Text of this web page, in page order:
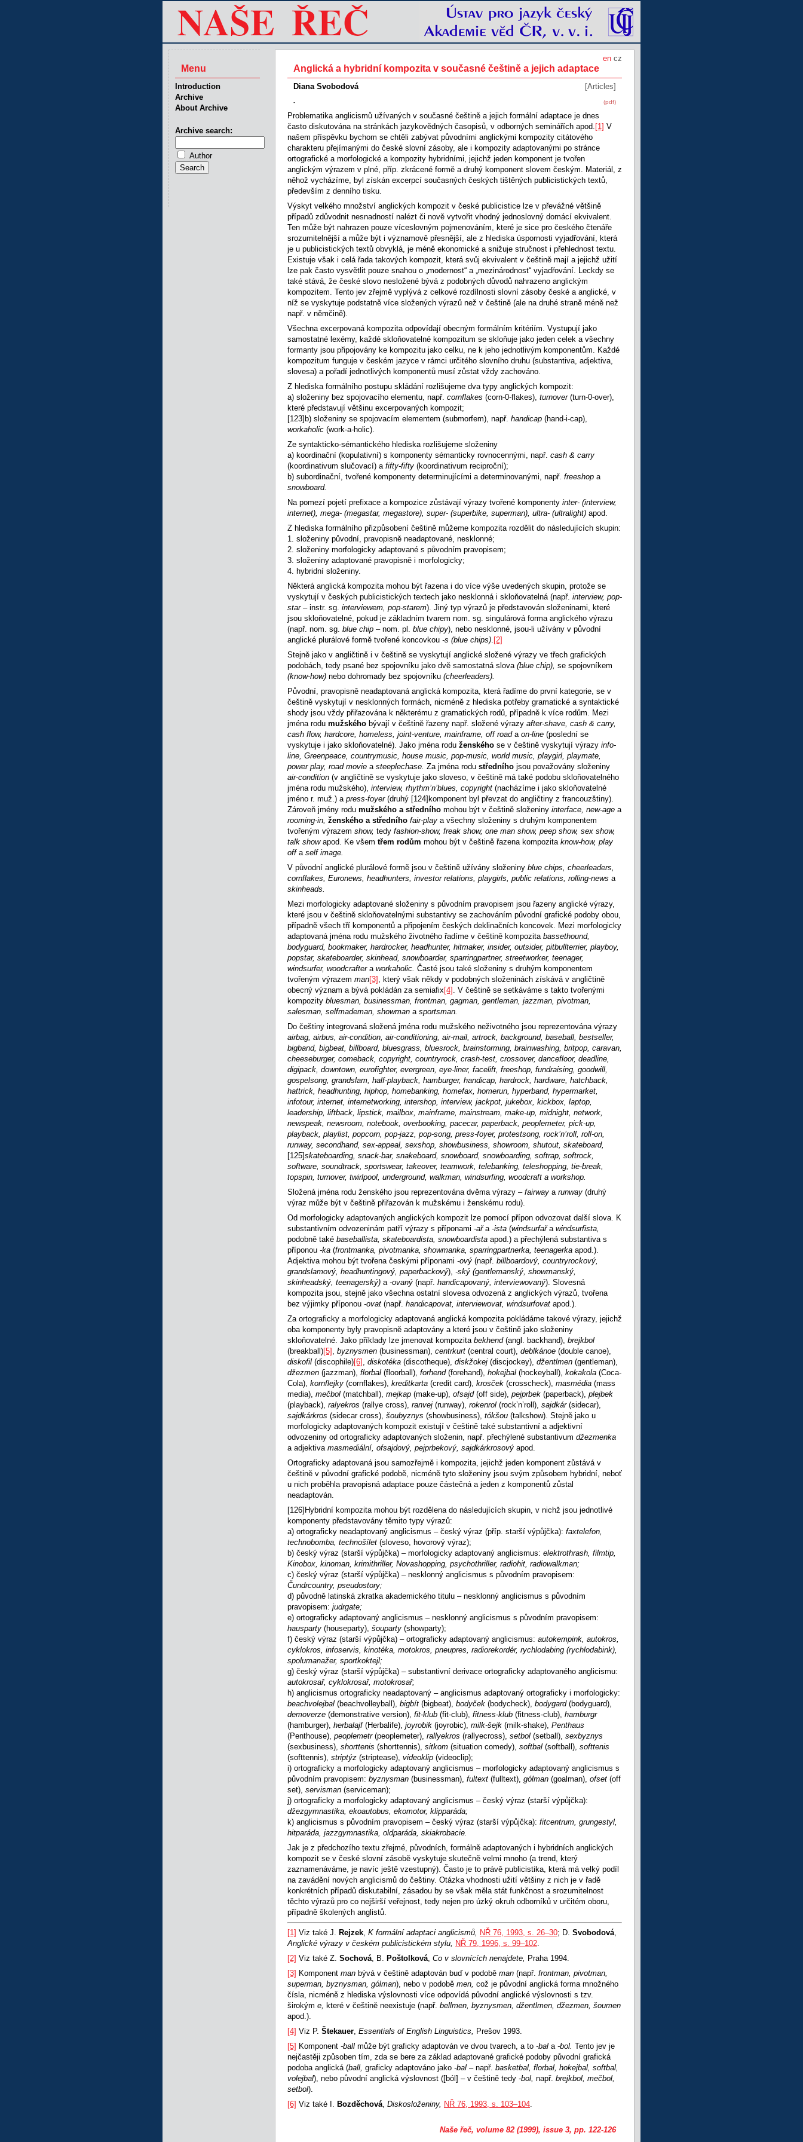
en cz
Anglická a hybridní kompozita v současné češtině a jejich adaptace
Diana Svobodová [Articles]
(pdf)
-
Problematika anglicismů užívaných v současné češtině a jejich formální adaptace je dnes
často diskutována na stránkách jazykovědných časopisů, v odborných seminářích apod. [1] V
našem příspěvku bychom se chtěli zabývat původními anglickými kompozity citátového
charakteru přejímanými do české slovní zásoby, ale i kompozity adaptovanými po stránce
ortografické a morfologické a kompozity hybridními, jejichž jeden komponent je tvořen
anglickým výrazem v plné, příp. zkrácené formě a druhý komponent slovem českým. Materiál, z
něhož vycházíme, byl získán excerpcí současných českých tištěných publicistických textů,
především z denního tisku.
Výskyt velkého množství anglických kompozit v české publicistice lze v převážné většině
případů zdůvodnit nesnadností nalézt či nově vytvořit vhodný jednoslovný domácí ekvivalent.
Ten může být nahrazen pouze víceslovným pojmenováním, které je sice pro českého čtenáře
srozumitelnější a může být i významově přesnější, ale z hlediska úspornosti vyjadřování, která
je u publicistických textů obvyklá, je méně ekonomické a snižuje stručnost i přehlednost textu.
Existuje však i celá řada takových kompozit, která svůj ekvivalent v češtině mají a jejichž užití
lze pak často vysvětlit pouze snahou o „modernost“ a „mezinárodnost“ vyjadřování. Leckdy se
také stává, že české slovo nesložené bývá z podobných důvodů nahrazeno anglickým
kompozitem. Tento jev zřejmě vyplývá z celkové rozdílnosti slovní zásoby české a anglické, v
níž se vyskytuje podstatně více složených výrazů než v češtině (ale na druhé straně méně než
např. v němčině).
Všechna excerpovaná kompozita odpovídají obecným formálním kritériím. Vystupují jako
samostatné lexémy, každé skloňovatelné kompozitum se skloňuje jako jeden celek a všechny
formanty jsou připojovány ke kompozitu jako celku, ne k jeho jednotlivým komponentům. Každé
kompozitum funguje v českém jazyce v rámci určitého slovního druhu (substantiva, adjektiva,
slovesa) a pořadí jednotlivých komponentů musí zůstat vždy zachováno.
Z hlediska formálního postupu skládání rozlišujeme dva typy anglických kompozit:
a) složeniny bez spojovacího elementu, např. cornflakes (corn-0-flakes), turnover (turn-0-over),
které představují většinu excerpovaných kompozit;
[123]b) složeniny se spojovacím elementem (submorfem), např. handicap (hand-i-cap),
workaholic (work-a-holic).
Ze syntakticko-sémantického hlediska rozlišujeme složeniny
a) koordinační (kopulativní) s komponenty sémanticky rovnocennými, např. cash & carry
(koordinativum slučovací) a fifty-fifty (koordinativum reciproční);
b) subordinační, tvořené komponenty determinujícími a determinovanými, např. freeshop a
snowboard.
Na pomezí pojetí prefixace a kompozice zůstávají výrazy tvořené komponenty inter- (interview,
internet), mega- (megastar, megastore), super- (superbike, superman), ultra- (ultralight) apod.
Z hlediska formálního přizpůsobení češtině můžeme kompozita rozdělit do následujících skupin:
1. složeniny původní, pravopisně neadaptované, nesklonné;
2. složeniny morfologicky adaptované s původním pravopisem;
3. složeniny adaptované pravopisně i morfologicky;
4. hybridní složeniny.
Některá anglická kompozita mohou být řazena i do více výše uvedených skupin, protože se
vyskytují v českých publicistických textech jako nesklonná i skloňovatelná (např. interview, pop-
star – instr. sg. interviewem, pop-starem). Jiný typ výrazů je představován složeninami, které
jsou skloňovatelné, pokud je základním tvarem nom. sg. singulárová forma anglického výrazu
(např. nom. sg. blue chip – nom. pl. blue chipy), nebo nesklonné, jsou-li užívány v původní
anglické plurálové formě tvořené koncovkou -s (blue chips). [2]
Stejně jako v angličtině i v češtině se vyskytují anglické složené výrazy ve třech grafických
podobách, tedy psané bez spojovníku jako dvě samostatná slova (blue chip), se spojovníkem
(know-how) nebo dohromady bez spojovníku (cheerleaders).
Původní, pravopisně neadaptovaná anglická kompozita, která řadíme do první kategorie, se v
češtině vyskytují v nesklonných formách, nicméně z hlediska potřeby gramatické a syntaktické
shody jsou vždy přiřazována k některému z gramatických rodů, případně k více rodům. Mezi
jména rodu mužského bývají v češtině řazeny např. složené výrazy after-shave, cash & carry,
cash flow, hardcore, homeless, joint-venture, mainframe, off road a on-line (poslední se
vyskytuje i jako skloňovatelné). Jako jména rodu ženského se v češtině vyskytují výrazy info-
line, Greenpeace, countrymusic, house music, pop-music, world music, playgirl, playmate,
power play, road movie a steeplechase. Za jména rodu středního jsou považovány složeniny
air-condition (v angličtině se vyskytuje jako sloveso, v češtině má také podobu skloňovatelného
jména rodu mužského), interview, rhythm’n’blues, copyright (nacházíme i jako skloňovatelné
jméno r. muž.) a press-foyer (druhý [124]komponent byl převzat do angličtiny z francouzštiny).
Zároveň jmény rodu mužského a středního mohou být v češtině složeniny interface, new-age a
rooming-in, ženského a středního fair-play a všechny složeniny s druhým komponentem
tvořeným výrazem show, tedy fashion-show, freak show, one man show, peep show, sex show,
talk show apod. Ke všem třem rodům mohou být v češtině řazena kompozita know-how, play
off a self image.
V původní anglické plurálové formě jsou v češtině užívány složeniny blue chips, cheerleaders,
cornflakes, Euronews, headhunters, investor relations, playgirls, public relations, rolling-news a
skinheads.
Mezi morfologicky adaptované složeniny s původním pravopisem jsou řazeny anglické výrazy,
které jsou v češtině skloňovatelnými substantivy se zachováním původní grafické podoby obou,
případně všech tří komponentů a připojením českých deklinačních koncovek. Mezi morfologicky
adaptovaná jména rodu mužského životného řadíme v češtině kompozita bassethound,
bodyguard, bookmaker, hardrocker, headhunter, hitmaker, insider, outsider, pitbullterrier, playboy,
popstar, skateboarder, skinhead, snowboarder, sparringpartner, streetworker, teenager,
windsurfer, woodcrafter a workaholic. Časté jsou také složeniny s druhým komponentem
tvořeným výrazem man[3] , který však někdy v podobných složeninách získává v angličtině
obecný význam a bývá pokládán za semiafix[4] . V češtině se setkáváme s takto tvořenými
kompozity bluesman, businessman, frontman, gagman, gentleman, jazzman, pivotman,
salesman, selfmademan, showman a sportsman.
Do češtiny integrovaná složená jména rodu mužského neživotného jsou reprezentována výrazy
airbag, airbus, air-condition, air-conditioning, air-mail, artrock, background, baseball, bestseller,
bigband, bigbeat, billboard, bluesgrass, bluesrock, brainstorming, brainwashing, britpop, caravan,
cheeseburger, comeback, copyright, countryrock, crash-test, crossover, dancefloor, deadline,
digipack, downtown, eurofighter, evergreen, eye-liner, facelift, freeshop, fundraising, goodwill,
gospelsong, grandslam, half-playback, hamburger, handicap, hardrock, hardware, hatchback,
hattrick, headhunting, hiphop, homebanking, homefax, homerun, hyperband, hypermarket,
infotour, internet, internetworking, intershop, interview, jackpot, jukebox, kickbox, laptop,
leadership, liftback, lipstick, mailbox, mainframe, mainstream, make-up, midnight, network,
newspeak, newsroom, notebook, overbooking, pacecar, paperback, peoplemeter, pick-up,
playback, playlist, popcorn, pop-jazz, pop-song, press-foyer, protestsong, rock’n’roll, roll-on,
runway, secondhand, sex-appeal, sexshop, showbusiness, showroom, shutout, skateboard,
[125]skateboarding, snack-bar, snakeboard, snowboard, snowboarding, softrap, softrock,
software, soundtrack, sportswear, takeover, teamwork, telebanking, teleshopping, tie-break,
topspin, turnover, twirlpool, underground, walkman, windsurfing, woodcraft a workshop.
Složená jména rodu ženského jsou reprezentována dvěma výrazy – fairway a runway (druhý
výraz může být v češtině přiřazován k mužskému i ženskému rodu).
Od morfologicky adaptovaných anglických kompozit lze pomocí přípon odvozovat další slova. K
substantivním odvozeninám patří výrazy s příponami -ařa -ista (windsurfařa windsurfista,
podobně také baseballista, skateboardista, snowboardista apod.) a přechýlená substantiva s
příponou -ka (frontmanka, pivotmanka, showmanka, sparringpartnerka, teenagerka apod.).
Adjektiva mohou být tvořena českými příponami -ový (např. billboardový, countryrockový,
grandslamový, headhuntingový, paperbackový), -ský (gentlemanský, showmanský,
skinheadský, teenagerský) a -ovaný (např. handicapovaný, interviewovaný). Slovesná
kompozita jsou, stejně jako všechna ostatní slovesa odvozená z anglických výrazů, tvořena
bez výjimky příponou -ovat (např. handicapovat, interviewovat, windsurfovat apod.).
Za ortograficky a morfologicky adaptovaná anglická kompozita pokládáme takové výrazy, jejichž
oba komponenty byly pravopisně adaptovány a které jsou v češtině jako složeniny
skloňovatelné. Jako příklady lze jmenovat kompozita bekhend (angl. backhand), brejkbol
(breakball)[5] , byznysmen (businessman), centrkurt (central court), deblkánoe (double canoe),
diskofil (discophile)[6] , diskotéka (discotheque), diskžokej (discjockey), džentlmen (gentleman),
džezmen (jazzman), florbal (floorball), forhend (forehand), hokejbal (hockeyball), kokakola (Coca-
Cola), kornflejky (cornflakes), kreditkarta (credit card), krosček (crosscheck), masmédia (mass
media), mečbol (matchball), mejkap (make-up), ofsajd (off side), pejprbek (paperback), plejbek
(playback), ralyekros (rallye cross), ranvej (runway), rokenrol (rock’n’roll), sajdkár (sidecar),
sajdkárkros (sidecar cross), šoubyznys (showbusiness), tókšou (talkshow). Stejně jako u
morfologicky adaptovaných kompozit existují v češtině také substantivní a adjektivní
odvozeniny od ortograficky adaptovaných složenin, např. přechýlené substantivum džezmenka
a adjektiva masmediální, ofsajdový, pejprbekový, sajdkárkrosový apod.
Ortograficky adaptovaná jsou samozřejmě i kompozita, jejichž jeden komponent zůstává v
češtině v původní grafické podobě, nicméně tyto složeniny jsou svým způsobem hybridní, neboť
u nich proběhla pravopisná adaptace pouze částečná a jeden z komponentů zůstal
neadaptován.
[126]Hybridní kompozita mohou být rozdělena do následujících skupin, v nichž jsou jednotlivé
komponenty představovány těmito typy výrazů:
a) ortograficky neadaptovaný anglicismus – český výraz (příp. starší výpůjčka): faxtelefon,
technobomba, technošílet (sloveso, hovorový výraz);
b) český výraz (starší výpůjčka) – morfologicky adaptovaný anglicismus: elektrothrash, filmtip,
Kinobox, kinoman, krimithriller, Novashopping, psychothriller, radiohit, radiowalkman;
c) český výraz (starší výpůjčka) – nesklonný anglicismus s původním pravopisem:
Čundrcountry, pseudostory;
d) původně latinská zkratka akademického titulu – nesklonný anglicismus s původním
pravopisem: judrgate;
e) ortograficky adaptovaný anglicismus – nesklonný anglicismus s původním pravopisem:
hausparty (houseparty), šouparty (showparty);
f) český výraz (starší výpůjčka) – ortograficky adaptovaný anglicismus: autokempink, autokros,
cyklokros, infoservis, kinotéka, motokros, pneupres, radiorekordér, rychlodabing (rychlodabink),
spolumanažer, sportkoktejl;
g) český výraz (starší výpůjčka) – substantivní derivace ortograficky adaptovaného anglicismu:
autokrosař, cyklokrosař, motokrosař;
h) anglicismus ortograficky neadaptovaný – anglicismus adaptovaný ortograficky i morfologicky:
beachvolejbal (beachvolleyball), bigbít (bigbeat), bodyček (bodycheck), bodygard (bodyguard),
demoverze (demonstrative version), fit-klub (fit-club), fitness-klub (fitness-club), hamburgr
(hamburger), herbalajf (Herbalife), joyrobik (joyrobic), milk-šejk (milk-shake), Penthaus
(Penthouse), peoplemetr (peoplemeter), rallyekros (rallyecross), setbol (setball), sexbyznys
(sexbusiness), shorttenis (shorttennis), sitkom (situation comedy), softbal (softball), softtenis
(softtennis), striptýz (striptease), videoklip (videoclip);
i) ortograficky a morfologicky adaptovaný anglicismus – morfologicky adaptovaný anglicismus s
původním pravopisem: byznysman (businessman), fultext (fulltext), gólman (goalman), ofset (off
set), servisman (serviceman);
j) ortograficky a morfologicky adaptovaný anglicismus – český výraz (starší výpůjčka):
džezgymnastika, ekoautobus, ekomotor, klipparáda;
k) anglicismus s původním pravopisem – český výraz (starší výpůjčka): fitcentrum, grungestyl,
hitparáda, jazzgymnastika, oldparáda, skiakrobacie.
Jak je z předchozího textu zřejmé, původních, formálně adaptovaných i hybridních anglických
kompozit se v české slovní zásobě vyskytuje skutečně velmi mnoho (a trend, který
zaznamenáváme, je navíc ještě vzestupný). Často je to právě publicistika, která má velký podíl
na zavádění nových anglicismů do češtiny. Otázka vhodnosti užití většiny z nich je v řadě
konkrétních případů diskutabilní, zásadou by se však měla stát funkčnost a srozumitelnost
těchto výrazů pro co nejširší veřejnost, tedy nejen pro úzký okruh odborníků v určitém oboru,
případně školených anglistů.
[1] Viz také J. Rejzek K formální adaptaci anglicismů, NŘ 76, 1993, s. 26–30; D. Svobodová
Anglické výrazy v českém publicistickém stylu, NŘ 79, 1996, s. 99–102
[2] Viz také Z. Sochová , B. Poštolková Co v slovnících nenajdete, Praha 1994.
[3] Komponent man bývá v češtině adaptován buď v podobě man (např. frontman, pivotman,
superman, byznysman, gólman), nebo v podobě men, což je původní anglická forma množného
čísla, nicméně z hlediska výslovnosti více odpovídá původní anglické výslovnosti s tzv.
širokým e, které v češtině neexistuje (např. bellmen, byznysmen, džentlmen, džezmen, šoumen
apod.).
[4] Viz P. Štekauer Essentials of English Linguistics, Prešov 1993.
[5] Komponent -ball může být graficky adaptován ve dvou tvarech, a to -bal a -bol. Tento jev je
nejčastěji způsoben tím, zda se bere za základ adaptované grafické podoby původní grafická
podoba anglická (ball, graficky adaptováno jako -bal – např. basketbal, florbal, hokejbal, softbal,
volejbal), nebo původní anglická výslovnost ([ból] – v češtině tedy -bol, např. brejkbol, mečbol,
setbol).
[6] Viz také I. Bozděchová Diskosloženiny, NŘ 76, 1993, s. 103–104
Naše řeč, volume 82 (1999), issue 3, pp. 122-126
Menu
Introduction
Archive
About Archive
Archive search:
Author